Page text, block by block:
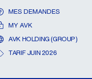
MES DEMANDES
MY AVK
AVK HOLDING (GROUP)
TARIF JUIN 2026